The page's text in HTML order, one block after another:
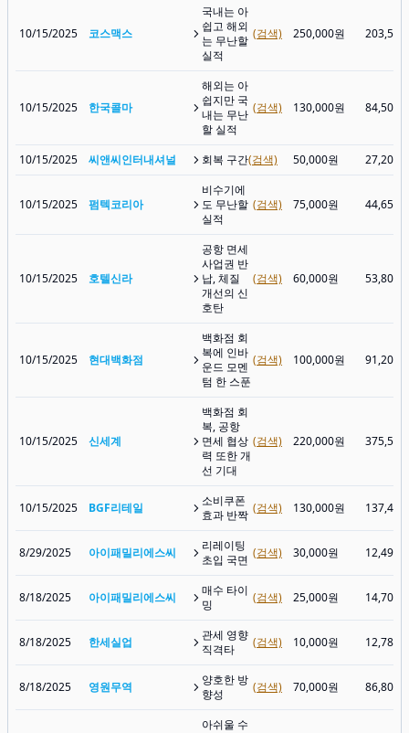
10/15/2025 코스맥스
국내는 아
쉽고 해외
는 무난할
실적
(검색) 250,000원 203,500
10/15/2025 한국콜마
해외는 아
쉽지만 국
내는 무난
할 실적
(검색) 130,000원 84,500
10/15/2025 씨앤씨인터내셔널 회복 구간(검색) 50,000원 27,200
10/15/2025 펌텍코리아
비수기에
도 무난할
실적
(검색) 75,000원 44,650
10/15/2025 호텔신라
공항 면세
사업권 반
납, 체질
개선의 신
호탄
(검색) 60,000원 53,800
10/15/2025 현대백화점
백화점 회
복에 인바
운드 모멘
텀 한 스푼
(검색) 100,000원 91,200
10/15/2025 신세계
백화점 회
복, 공항
면세 협상
력 또한 개
선 기대
(검색) 220,000원 375,500
10/15/2025 BGF리테일
소비쿠폰
효과 반짝 (검색) 130,000원 137,400
8/29/2025 아이패밀리에스씨
리레이팅
초입 국면 (검색) 30,000원 12,490
8/18/2025 아이패밀리에스씨
매수 타이
밍
(검색) 25,000원 14,700
8/18/2025 한세실업
관세 영향
직격타
(검색) 10,000원 12,780
8/18/2025 영원무역
양호한 방
향성
(검색) 70,000원 86,800
아쉬울 수